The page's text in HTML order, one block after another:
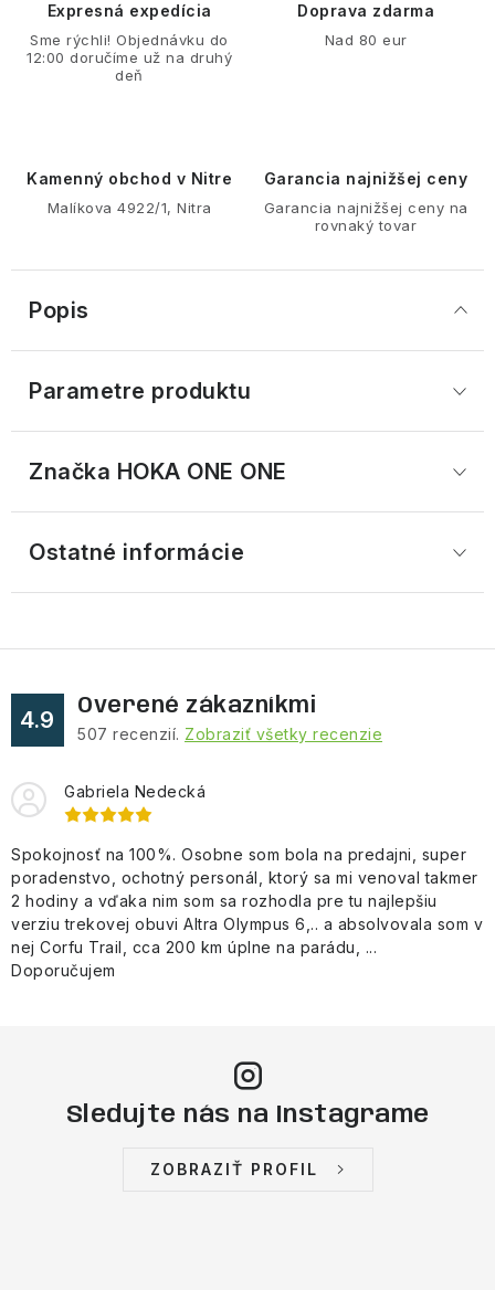
Expresná expedícia
Sme rýchli! Objednávku do
12:00 doručíme už na druhý
deň
Doprava zdarma
Nad 80 eur
Kamenný obchod v Nitre
Malíkova 4922/1, Nitra
Garancia najnižšej ceny
Garancia najnižšej ceny na
rovnaký tovar
Popis
Parametre produktu
Značka HOKA ONE ONE
Ostatné informácie
4.9
Overené zákazníkmi
507 recenzií. Zobraziť všetky recenzie
Gabriela Nedecká
Spokojnosť na 100%. Osobne som bola na predajni, super
poradenstvo, ochotný personál, ktorý sa mi venoval takmer
2 hodiny a vďaka nim som sa rozhodla pre tu najlepšiu
verziu trekovej obuvi Altra Olympus 6,.. a absolvovala som v
nej Corfu Trail, cca 200 km úplne na parádu, ...
Doporučujem
Sledujte nás na Instagrame
ZOBRAZIŤ PROFIL